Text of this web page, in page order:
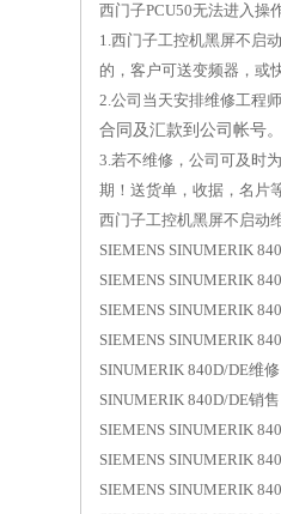
西门子PCU50无法进入操
1.西门子工控机黑屏不启
的，客户可送变频器，或
2.公司当天安排维修工程
合同及汇款到公司帐号
3.若不维修，公司可及时
期！送货单，收据，名片
西门子工控机黑屏不启动
SIEMENS SINUMERIK
SIEMENS SINUMERIK
SIEMENS SINUMERIK
SIEMENS SINUMERIK
SINUMERIK 840D/DE维
SINUMERIK 840D/DE销
SIEMENS SINUMERIK
SIEMENS SINUMERIK
SIEMENS SINUMERIK